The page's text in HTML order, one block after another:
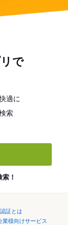
で
適に
索
！
証とは
業様向けサービス